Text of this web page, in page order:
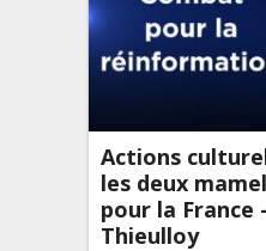
Actions
les deux
pour la France
Thieulloy